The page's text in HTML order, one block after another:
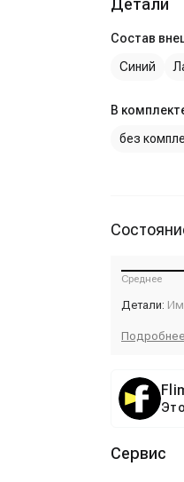
Детали
Состав
Синий
В
без
Среднее
Детали:
Сервис